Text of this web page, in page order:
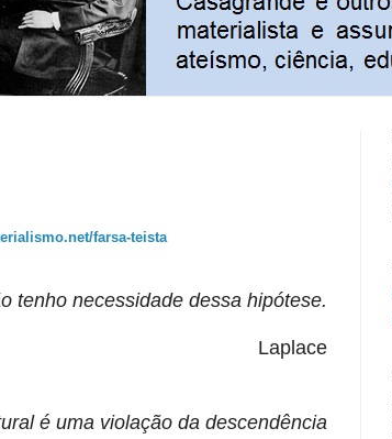
farsa-teista
tenho necessidade dessa hipótese.
Laplace
é uma violação da descendência